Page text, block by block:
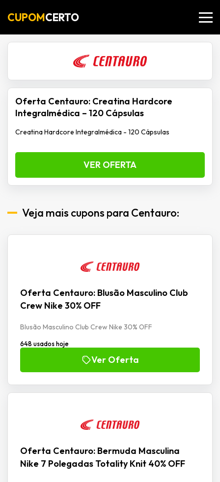
CUPOMCERTO
Oferta Centauro: Creatina Hardcore
Integralmédica – 120 Cápsulas
Creatina Hardcore Integralmédica - 120 Cápsulas
VER OFERTA
Veja mais cupons para Centauro:
Oferta Centauro: Blusão Masculino Club
Crew Nike 30% OFF
Blusão Masculino Club Crew Nike 30% OFF
648 usados hoje
Ver Oferta
Oferta Centauro: Bermuda Masculina
Nike 7 Polegadas Totality Knit 40% OFF